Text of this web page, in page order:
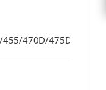
470D/475D